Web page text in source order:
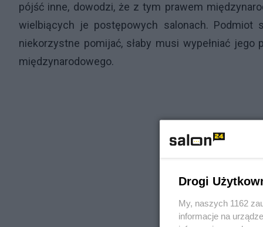
pójść inne, dowodzi, że z tym prawem
wielbiących je postępowych salonach.
niekorzystne pomijać, słaby musi wypełniać
międzynarodowego.
Drogi
My, naszych 1162
informacje na